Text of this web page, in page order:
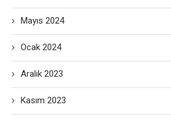
Mayıs 2024
Ocak 2024
Aralık 2023
Kasım 2023